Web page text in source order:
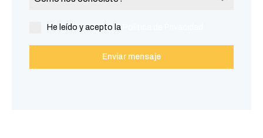
He leído y acepto la
Enviar mensaje